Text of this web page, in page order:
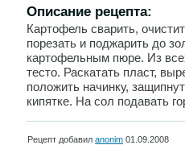
Описание рецепта:
Картофель сварить,
порезать и поджарить до
картофельным пюре. Из
тесто. Раскатать пласт,
положить начинку,
кипятке. На сол подавать
Рецепт добавил anonim 01.09.2008